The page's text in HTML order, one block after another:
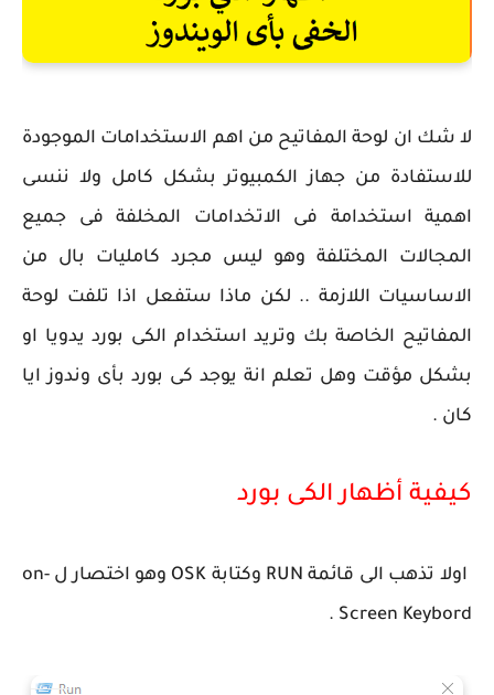
لا شك ان لوحة المفاتيح من اهم الاستخدامات الموجودة
للاستفادة من جهاز الكمبيوتر بشكل كامل ولا ننسى
اهمية استخدامة فى الاتخدامات المخلفة فى جميع
المجالات المختلفة وهو ليس مجرد كامليات بال من
الاساسيات اللازمة .. لكن ماذا ستفعل اذا تلفت لوحة
المفاتيح الخاصة بك وتريد استخدام الكى بورد يدويا او
بشكل مؤقت وهل تعلم انة يوجد كى بورد بأى وندوز ايا
كان .
كيفية أظهار الكى بورد
اولا تذهب الى قائمة RUN وكتابة OSK وهو اختصار ل on-
Screen Keybord .